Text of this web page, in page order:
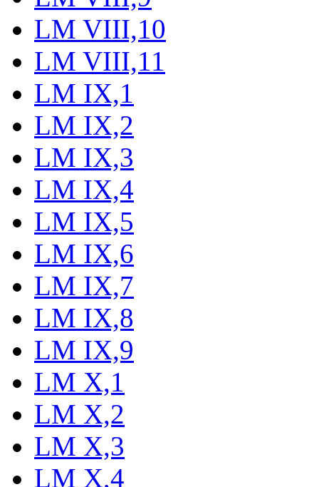
LM VIII,10
LM VIII,11
LM IX,1
LM IX,2
LM IX,3
LM IX,4
LM IX,5
LM IX,6
LM IX,7
LM IX,8
LM IX,9
LM X,1
LM X,2
LM X,3
LM X,4